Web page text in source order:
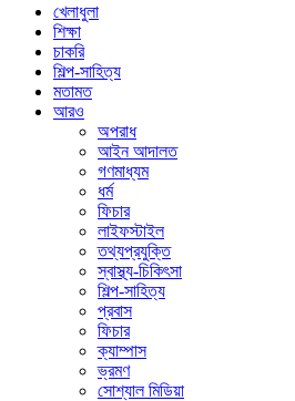
খেলাধুলা
শিক্ষা
চাকরি
শিল্প-সাহিত্য
মতামত
আরও
অপরাধ
আইন আদালত
গণমাধ্যম
ধর্ম
ফিচার
লাইফস্টাইল
তথ্যপ্রযুক্তি
স্বাস্থ্য-চিকিৎসা
শিল্প-সাহিত্য
প্রবাস
ফিচার
ক্যাম্পাস
ভ্রমণ
সোশ্যাল মিডিয়া